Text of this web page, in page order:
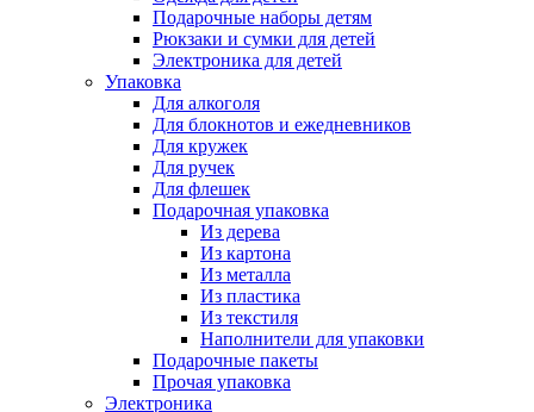
Подарочные наборы детям
Рюкзаки и сумки для детей
Электроника для детей
Упаковка
Для алкоголя
Для блокнотов и ежедневников
Для кружек
Для ручек
Для флешек
Подарочная упаковка
Из дерева
Из картона
Из металла
Из пластика
Из текстиля
Наполнители для упаковки
Подарочные пакеты
Прочая упаковка
Электроника